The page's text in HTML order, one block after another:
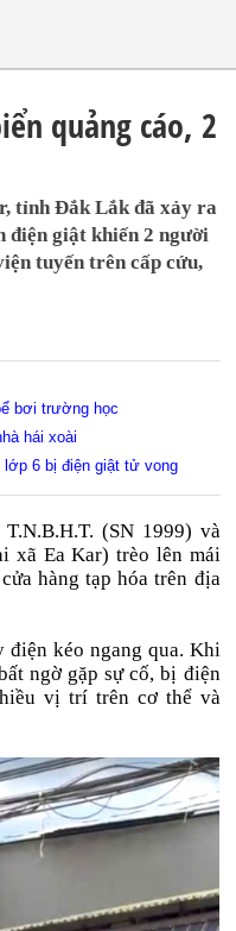
quảng cáo, 2
tỉnh Đắk Lắk đã xảy ra
điện giật khiến 2 người
tuyến trên cấp cứu,
bơi trường học
hái xoài
lớp 6 bị điện giật tử vong
(SN 1999) và
xã Ea Kar) trèo lên mái
hàng tạp hóa trên địa
điện kéo ngang qua. Khi
ngờ gặp sự cố, bị điện
vị trí trên cơ thể và